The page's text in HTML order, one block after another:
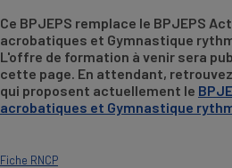
Ce BPJEPS remplace le BPJEPS
acrobatiques et Gymnastique
L'offre de formation à venir sera
cette page. En attendant,
qui proposent actuellement le
acrobatiques et Gymnastique
Fiche RNCP